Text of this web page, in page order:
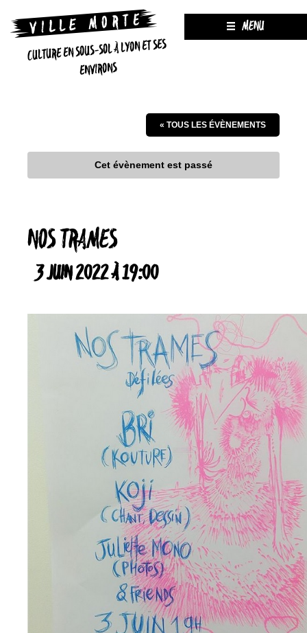
CULTURE EN SOUS-SOL À LYON ET SES
ENVIRONS
MENU
« TOUS LES ÉVÈNEMENTS
Cet évènement est passé
NOS TRAMES
3 JUIN 2022 À 19:00